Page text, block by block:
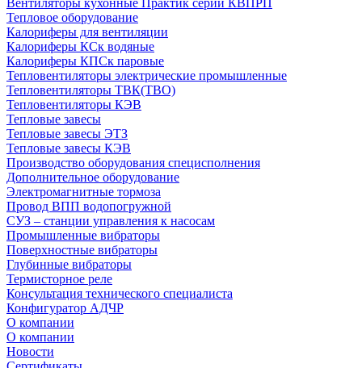
Вентиляторы кухонные Практик серии КВПРП
Тепловое оборудование
Калориферы для вентиляции
Калориферы КСк водяные
Калориферы КПСк паровые
Тепловентиляторы электрические промышленные
Тепловентиляторы ТВК(ТВО)
Тепловентиляторы КЭВ
Тепловые завесы
Тепловые завесы ЭТЗ
Тепловые завесы КЭВ
Производство оборудования специсполнения
Дополнительное оборудование
Электромагнитные тормоза
Провод ВПП водопогружной
СУЗ – станции управления к насосам
Промышленные вибраторы
Поверхностные вибраторы
Глубинные вибраторы
Термисторное реле
Консультация технического специалиста
Конфигуратор АДЧР
О компании
О компании
Новости